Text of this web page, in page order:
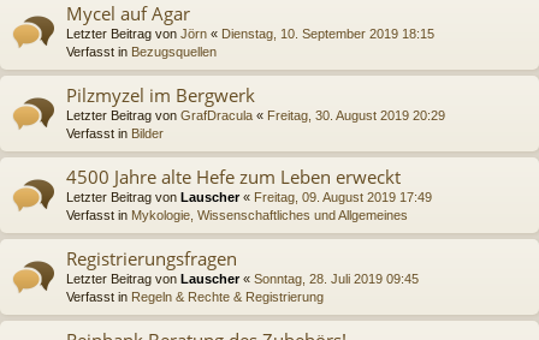
Mycel auf Agar
Letzter Beitrag von Jörn « Dienstag, 10. September 2019 18:15
Verfasst in Bezugsquellen
Pilzmyzel im Bergwerk
Letzter Beitrag von GrafDracula « Freitag, 30. August 2019 20:29
Verfasst in Bilder
4500 Jahre alte Hefe zum Leben erweckt
Letzter Beitrag von Lauscher« Freitag, 09. August 2019 17:49
Verfasst in Mykologie, Wissenschaftliches und Allgemeines
Registrierungsfragen
Letzter Beitrag von Lauscher« Sonntag, 28. Juli 2019 09:45
Verfasst in Regeln & Rechte & Registrierung